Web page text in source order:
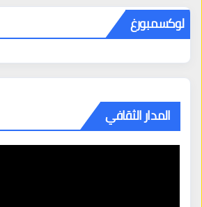
لوكسمبورغ
المدار الثقافي